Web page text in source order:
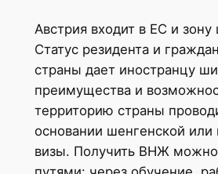
Австрия входит в ЕС и зону
Статус резидента и
страны дает иностранцу
преимущества и
территорию страны
основании шенгенской или
визы. Получить ВНЖ